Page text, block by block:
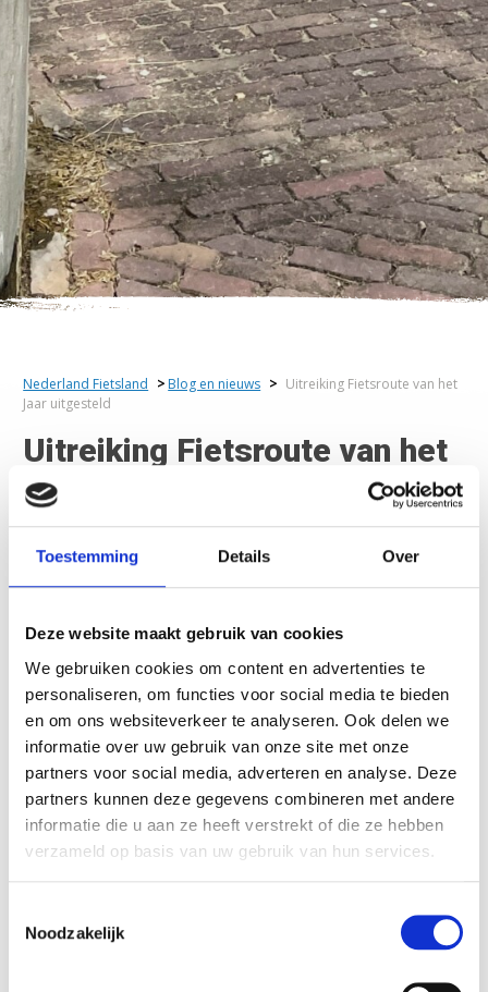
Toestemming Details Over
Deze website maakt gebruik van cookies
We gebruiken cookies om content en advertenties te
personaliseren, om functies voor social media te bieden
en om ons websiteverkeer te analyseren. Ook delen we
informatie over uw gebruik van onze site met onze
partners voor social media, adverteren en analyse. Deze
partners kunnen deze gegevens combineren met andere
informatie die u aan ze heeft verstrekt of die ze hebben
verzameld op basis van uw gebruik van hun services.
Noodzakelijk
Nederland Fietsland > Blog en nieuws > Uitreiking Fietsroute van het
Jaar uitgesteld
Uitreiking Fietsroute van het
Jaar uitgesteld
de Fietsroute van het Jaar 2022. Oorspronkelijk zou op 25
februari de uitreiking tijdens de Fiets en Wandelbeurs
plaatsvinden. Vanwege corona kan de beurs geen doorgang
vinden. Het verlossende woord voor de genomineerde LF
Waterlinieroute komt op zaterdag 9 april. De uitreiking maakt
onderdeel uit van een programma met circa 10 lezingen en 4
live workshops. Zet deze datum dus alvast in je agenda, zodra
we meer weten melden we dit direct!
een grote diversiteit aan landschappen. De route is
prima bewegwijzerd en de beschikbare GPX-bestanden
werken perfect. Als je geïnteresseerd bent in forten,